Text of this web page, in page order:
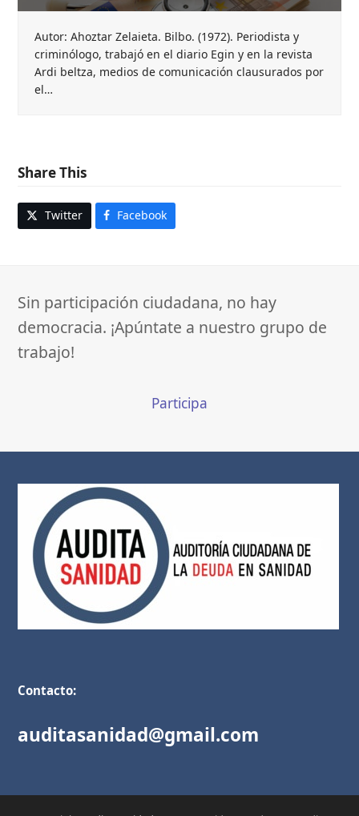
Autor: Ahoztar Zelaieta. Bilbo. (1972). Periodista y
criminólogo, trabajó en el diario Egin y en la revista
Ardi beltza, medios de comunicación clausurados por
el…
Share This
Twitter Facebook
Sin participación ciudadana, no hay
democracia. ¡Apúntate a nuestro grupo de
trabajo!
Participa
Contacto:
auditasanidad@gmail.com